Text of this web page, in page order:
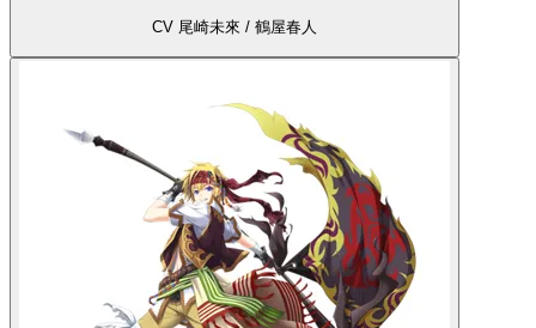
CV 尾崎未來 / 鶴屋春人